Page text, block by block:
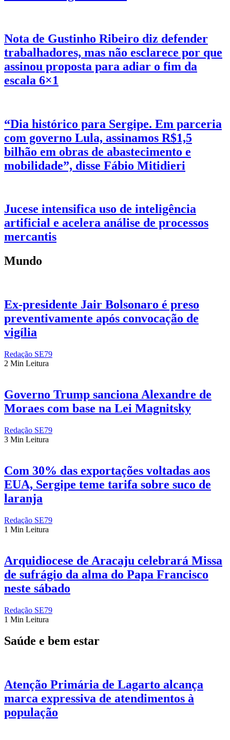
Nota de Gustinho Ribeiro diz defender
trabalhadores, mas não esclarece por que
assinou proposta para adiar o fim da
escala 6×1
“Dia histórico para Sergipe. Em parceria
com governo Lula, assinamos R$1,5
bilhão em obras de abastecimento e
mobilidade”, disse Fábio Mitidieri
Jucese intensifica uso de inteligência
artificial e acelera análise de processos
mercantis
Mundo
Ex-presidente Jair Bolsonaro é preso
preventivamente após convocação de
vigília
Redação SE79
2 Min Leitura
Governo Trump sanciona Alexandre de
Moraes com base na Lei Magnitsky
Redação SE79
3 Min Leitura
Com 30% das exportações voltadas aos
EUA, Sergipe teme tarifa sobre suco de
laranja
Redação SE79
1 Min Leitura
Arquidiocese de Aracaju celebrará Missa
de sufrágio da alma do Papa Francisco
neste sábado
Redação SE79
1 Min Leitura
Saúde e bem estar
Atenção Primária de Lagarto alcança
marca expressiva de atendimentos à
população